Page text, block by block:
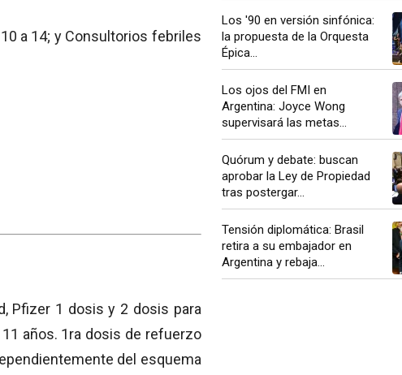
a 14; y Consultorios febriles
Pfizer 1 dosis y 2 dosis para
años. 1ra dosis de refuerzo
del esquema
Los '90 en versión sinfónica:
la propuesta de la Orquesta
Épica...
Los ojos del FMI en
Argentina: Joyce Wong
supervisará las metas...
Quórum y debate: buscan
aprobar la Ley de Propiedad
tras postergar...
Tensión diplomática: Brasil
retira a su embajador en
Argentina y rebaja...